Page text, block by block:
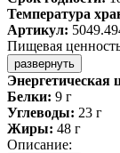
Температура
Артикул:
Пищевая
развернуть
Энергетическая
Белки: 9 г
Углеводы: 23 г
Жиры: 48 г
Описание: